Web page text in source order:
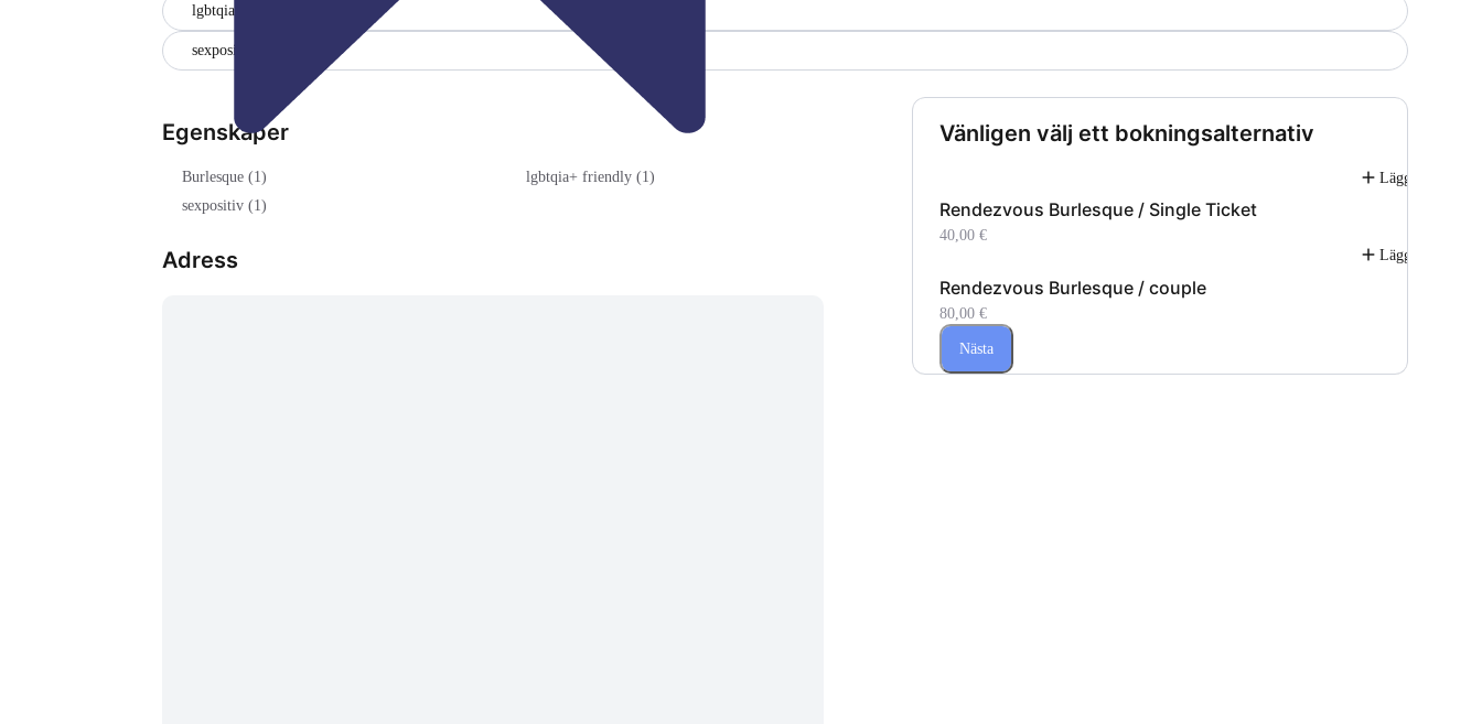
lgbtqia+ friendly (1)
sexpositiv (1)
Egenskaper
Burlesque (1)
lgbtqia+ friendly (1)
sexpositiv (1)
Adress
Vänligen välj ett bokningsalternativ
Rendezvous Burlesque / Single Ticket
40,00 €
Lägg till
Rendezvous Burlesque / couple
80,00 €
Lägg till
Nästa